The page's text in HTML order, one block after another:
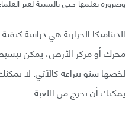
الديناميكا الحرارية هي دراسة
محرك أو مركز الأرض، يمكن
لخصها سنو ببراعة كالآتي: لا
يمكنك أن تخرج من اللعبة.